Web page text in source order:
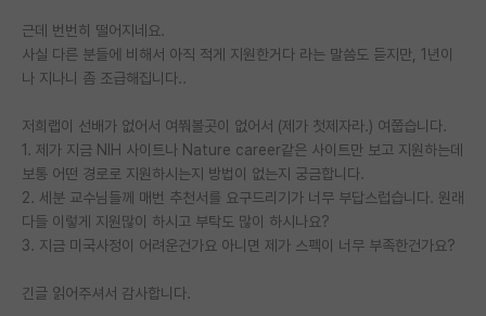
커리어
이벤트
반도체 아카데미
재팬라운지 🌸
근데 번번히 떨어지네요.
사실 다른 분들에 비해서 아직 적게 지원한거다 라는 말씀도 듣지만, 1년이
나 지나니 좀 조급해집니다..
저희랩이 선배가 없어서 여쭤볼곳이 없어서 (제가 첫제자라.) 여쭙습니다.
1. 제가 지금 NIH 사이트나 Nature career같은 사이트만 보고 지원하는데
보통 어떤 경로로 지원하시는지 방법이 없는지 궁금합니다.
2. 세분 교수님들께 매번 추천서를 요구드리기가 너무 부답스럽습니다. 원래
다들 이렇게 지원많이 하시고 부탁도 많이 하시나요?
3. 지금 미국사정이 어려운건가요 아니면 제가 스펙이 너무 부족한건가요?
긴글 읽어주셔서 감사합니다.